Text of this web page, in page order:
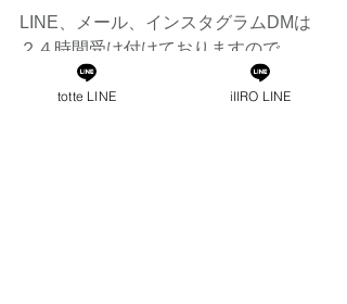
LINE、メール、インスタグラムDMは
２４時間受け付けておりますので
ご質問もお気軽にお問い合わせくださ
totte LINE iIIRO LINE